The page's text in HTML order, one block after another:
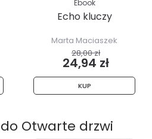
Ebook
Echo kluczy
Marta Maciaszek
28,00 zł
24,94 zł
KUP
Otwarte drzwi